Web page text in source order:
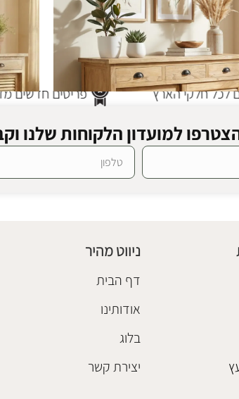
פריטים חדשים מדי חלקי הארץ
למועדון הלקוחות שלנו
ניווט מהיר
דף הבית
אודותינו
בלוג
יצירת קשר